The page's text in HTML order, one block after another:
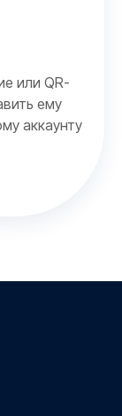
или QR-
ему
аккаунту